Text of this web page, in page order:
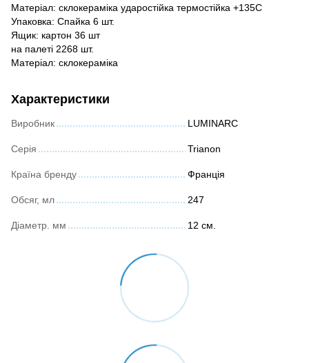
Матеріал: склокераміка ударостійка термостійка +135С
Упаковка: Спайка 6 шт.
Ящик: картон 36 шт
на палеті 2268 шт.
Матеріал: склокераміка
Характеристики
Виробник LUMINARC
Серія Trianon
Країна бренду Франція
Обсяг, мл 247
Діаметр. мм 12 см.